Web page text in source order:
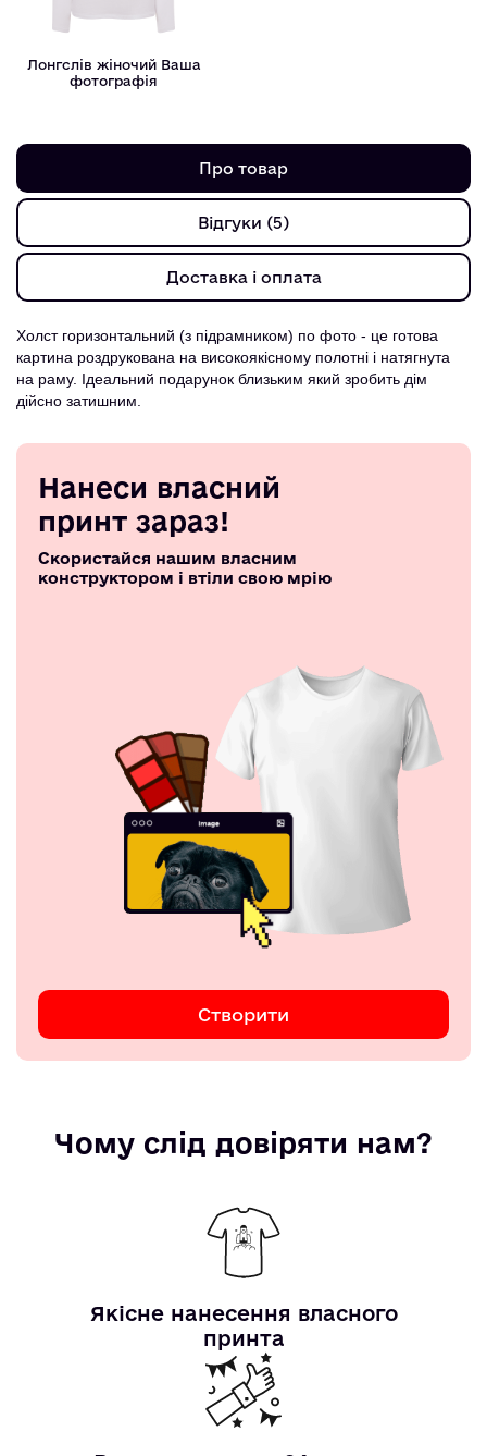
Лонгслів жіночий Ваша
фотографія
Про товар
Відгуки (5)
Доставка і оплата
Холст горизонтальний (з підрамником) по фото - це готова
картина роздрукована на високоякісному полотні і натягнута
на раму. Ідеальний подарунок близьким який зробить дім
дійсно затишним.
Нанеси власний
принт зараз!
Скористайся нашим власним
конструктором і втіли свою мрію
Створити
Чому слід довіряти нам?
Якісне нанесення власного
принта